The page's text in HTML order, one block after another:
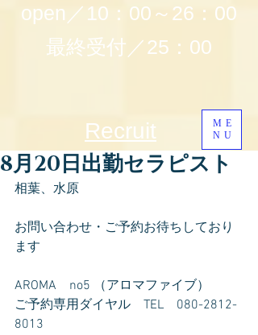
open／10：00～26：00
最終受付／25：00
ME
NU
Recruit
8月20日出勤セラピスト
相葉、水原
お問い合わせ・ご予約お待ちしており
ます
AROMA　no5 （アロマファイブ）
ご予約専用ダイヤル　TEL　080-2812-
8013